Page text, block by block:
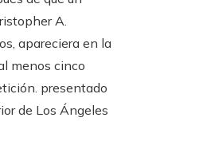
A.
apareciera en la
menos cinco
presentado
de Los Ángeles